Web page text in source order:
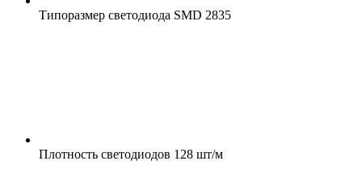
Типоразмер светодиода SMD 2835
Плотность светодиодов 128 шт/м